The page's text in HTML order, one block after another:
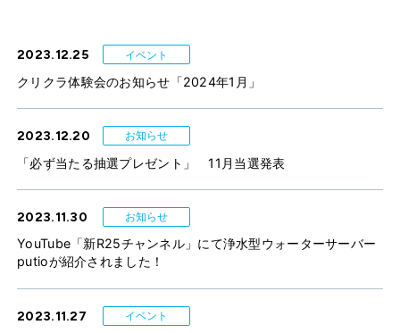
2023.12.25 イベント
クリクラ体験会のお知らせ「2024年1月」
2023.12.20 お知らせ
「必ず当たる抽選プレゼント」 11月当選発表
2023.11.30 お知らせ
YouTube「新R25チャンネル」にて浄水型ウォーターサーバー
putioが紹介されました！
2023.11.27 イベント